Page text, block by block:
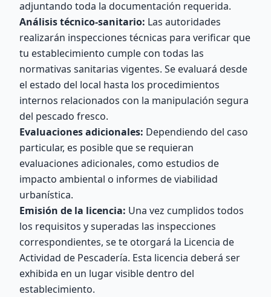
adjuntando toda la documentación requerida.
Análisis técnico-sanitario: Las autoridades
realizarán inspecciones técnicas para verificar que
tu establecimiento cumple con todas las
normativas sanitarias vigentes. Se evaluará desde
el estado del local hasta los procedimientos
internos relacionados con la manipulación segura
del pescado fresco.
Evaluaciones adicionales: Dependiendo del caso
particular, es posible que se requieran
evaluaciones adicionales, como estudios de
impacto ambiental o informes de viabilidad
urbanística.
Emisión de la licencia: Una vez cumplidos todos
los requisitos y superadas las inspecciones
correspondientes, se te otorgará la Licencia de
Actividad de Pescadería. Esta licencia deberá ser
exhibida en un lugar visible dentro del
establecimiento.